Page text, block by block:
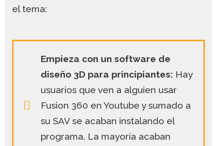
el tema:
Empieza con un software de
diseño 3D para principiantes: Hay
usuarios que ven a alguien usar
Fusion 360 en Youtube y sumado a
su SAV se acaban instalando el
programa. La mayoría acaban